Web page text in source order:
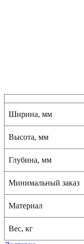
Ширина, мм
Высота, мм
Глубина, мм
Минимальный заказ
Материал
Вес, кг